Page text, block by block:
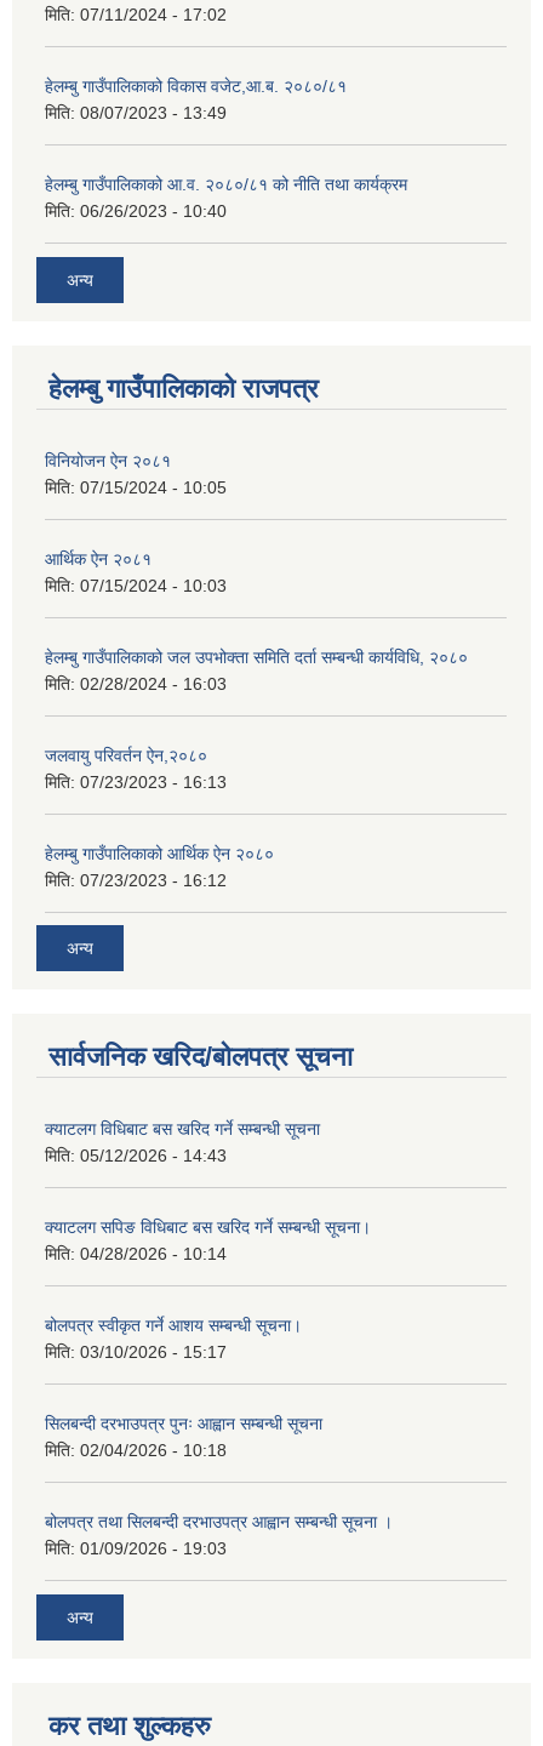
मिति: 07/11/2024 - 17:02
हेलम्बु गाउँपालिकाको विकास वजेट,आ.ब. २०८०/८१
मिति: 08/07/2023 - 13:49
हेलम्बु गाउँपालिकाको आ.व. २०८०/८१ को नीति तथा कार्यक्रम
मिति: 06/26/2023 - 10:40
अन्य
हेलम्बु गाउँपालिकाको राजपत्र
विनियोजन ऐन २०८१
मिति: 07/15/2024 - 10:05
आर्थिक ऐन २०८१
मिति: 07/15/2024 - 10:03
हेलम्बु गाउँपालिकाको जल उपभोक्ता समिति दर्ता सम्बन्धी कार्यविधि, २०८०
मिति: 02/28/2024 - 16:03
जलवायु परिवर्तन ऐन,२०८०
मिति: 07/23/2023 - 16:13
हेलम्बु गाउँपालिकाको आर्थिक ऐन २०८०
मिति: 07/23/2023 - 16:12
अन्य
सार्वजनिक खरिद/बोलपत्र सूचना
क्याटलग विधिबाट बस खरिद गर्ने सम्बन्धी सूचना
मिति: 05/12/2026 - 14:43
क्याटलग सपिङ विधिबाट बस खरिद गर्ने सम्बन्धी सूचना।
मिति: 04/28/2026 - 10:14
बोलपत्र स्वीकृत गर्ने आशय सम्बन्धी सूचना।
मिति: 03/10/2026 - 15:17
सिलबन्दी दरभाउपत्र पुनः आह्वान सम्बन्धी सूचना
मिति: 02/04/2026 - 10:18
बोलपत्र तथा सिलबन्दी दरभाउपत्र आह्वान सम्बन्धी सूचना ।
मिति: 01/09/2026 - 19:03
अन्य
कर तथा शुल्कहरु